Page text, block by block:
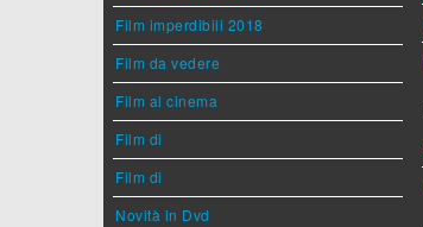
Film imperdibili 2018
Film da vedere
Film al cinema
Film di
Film di
Novità in Dvd